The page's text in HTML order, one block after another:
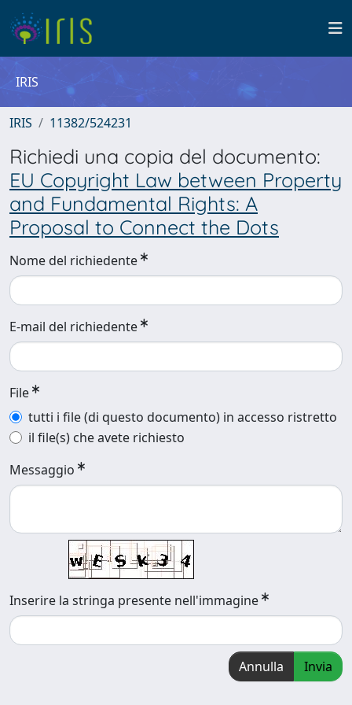
IRIS
IRIS 11382/524231
Richiedi una copia del documento:
EU Copyright Law between Property
and Fundamental Rights: A
Proposal to Connect the Dots
Nome del richiedente
E-mail del richiedente
File
tutti i file (di questo documento) in accesso ristretto
il file(s) che avete richiesto
Messaggio
Inserire la stringa presente nell'immagine
Annulla Invia